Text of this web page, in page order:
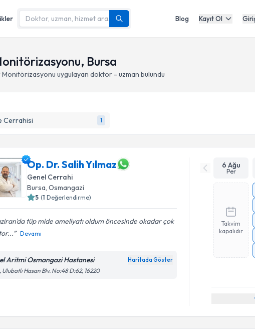
Blog Kayıt Ol
Bursa
uygulayan doktor - uzman bulundu
Cerrahisi 1
Op. Dr. Salih Yılmaz
Genel Cerrahi
Bursa, Osmangazi
5 (1 Değerlendirme)
tüp mide ameliyatı oldum öncesinde okadar çok
Devamı
Aritmi Osmangazi Hastanesi Haritada Göster
Ulubatlı Hasan Blv. No:48 D:62, 16220
6 Ağu
Per
Takvim
kapalıdır